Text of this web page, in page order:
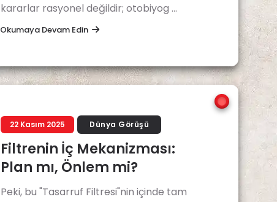
kararlar rasyonel değildir; otobiyog ...
Okumaya Devam Edin
22 Kasım 2025 Dünya Görüşü
Filtrenin İç Mekanizması:
Plan mı, Önlem mi?
Peki, bu "Tasarruf Filtresi"nin içinde tam